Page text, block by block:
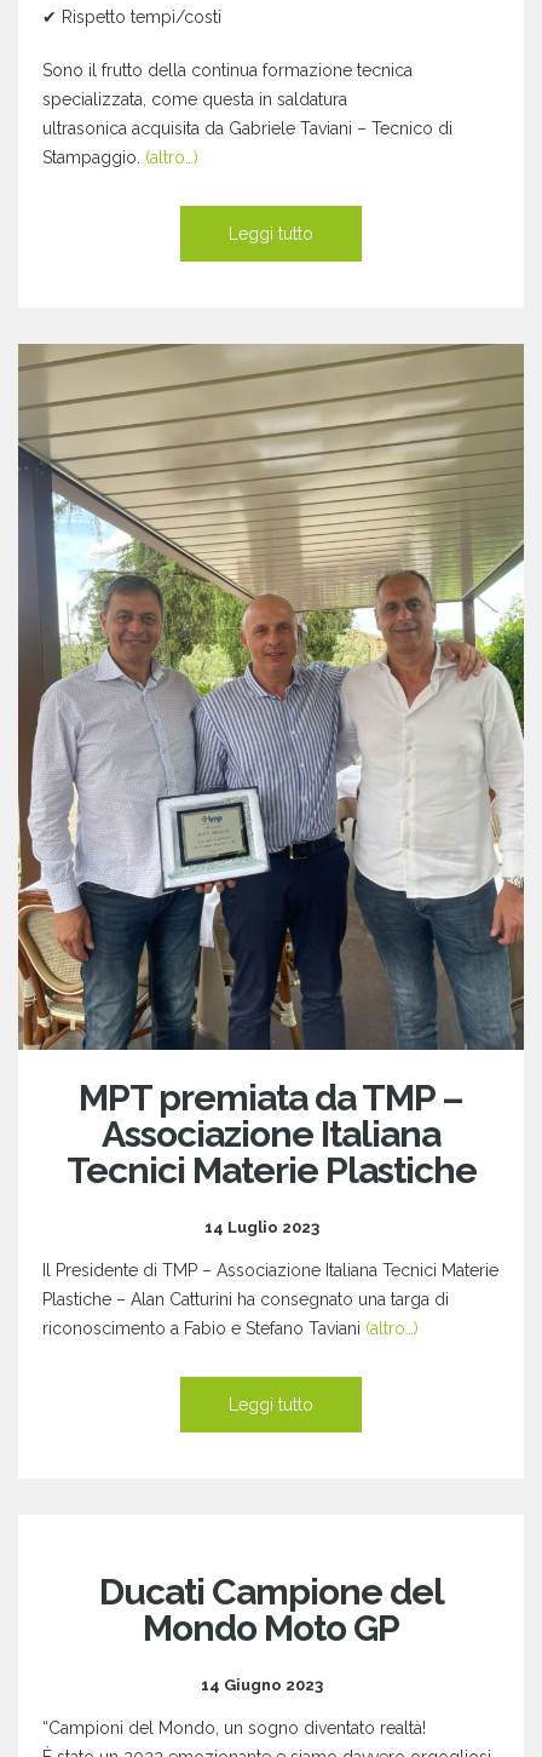
✔ Rispetto tempi/costi
Sono il frutto della continua formazione tecnica
specializzata, come questa in saldatura
ultrasonica acquisita da Gabriele Taviani – Tecnico di
Stampaggio. (altro…)
Leggi tutto
MPT premiata da TMP –
Associazione Italiana
Tecnici Materie Plastiche
14 Luglio 2023
Il Presidente di TMP – Associazione Italiana Tecnici Materie
Plastiche – Alan Catturini ha consegnato una targa di
riconoscimento a Fabio e Stefano Taviani (altro…)
Leggi tutto
Ducati Campione del
Mondo Moto GP
14 Giugno 2023
“Campioni del Mondo, un sogno diventato realtà!